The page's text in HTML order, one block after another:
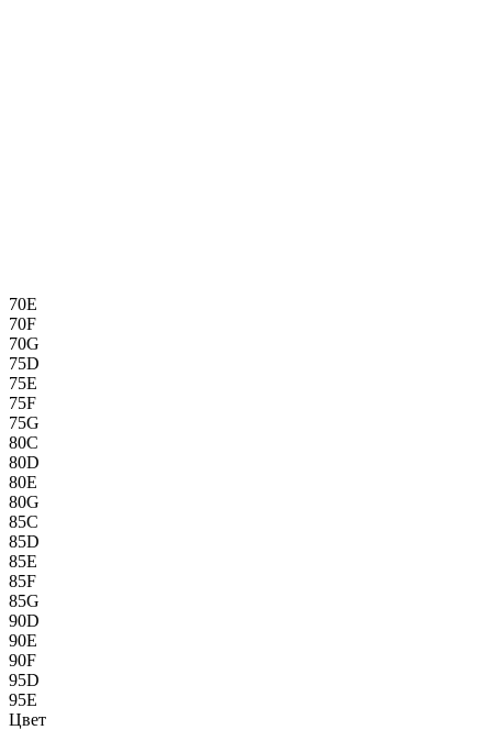
70E
70F
70G
75D
75E
75F
75G
80C
80D
80E
80G
85C
85D
85E
85F
85G
90D
90E
90F
95D
95E
Цвет